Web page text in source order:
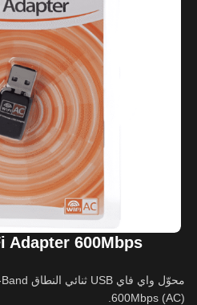
Adapter 600Mbps
600Mbps (AC).